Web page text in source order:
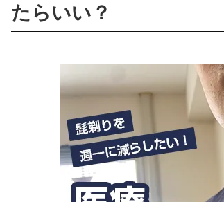
たらいい？